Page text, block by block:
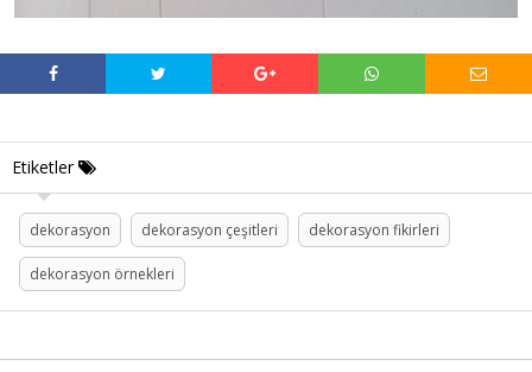
Etiketler
dekorasyon dekorasyon çeşitleri dekorasyon fikirleri
dekorasyon örnekleri